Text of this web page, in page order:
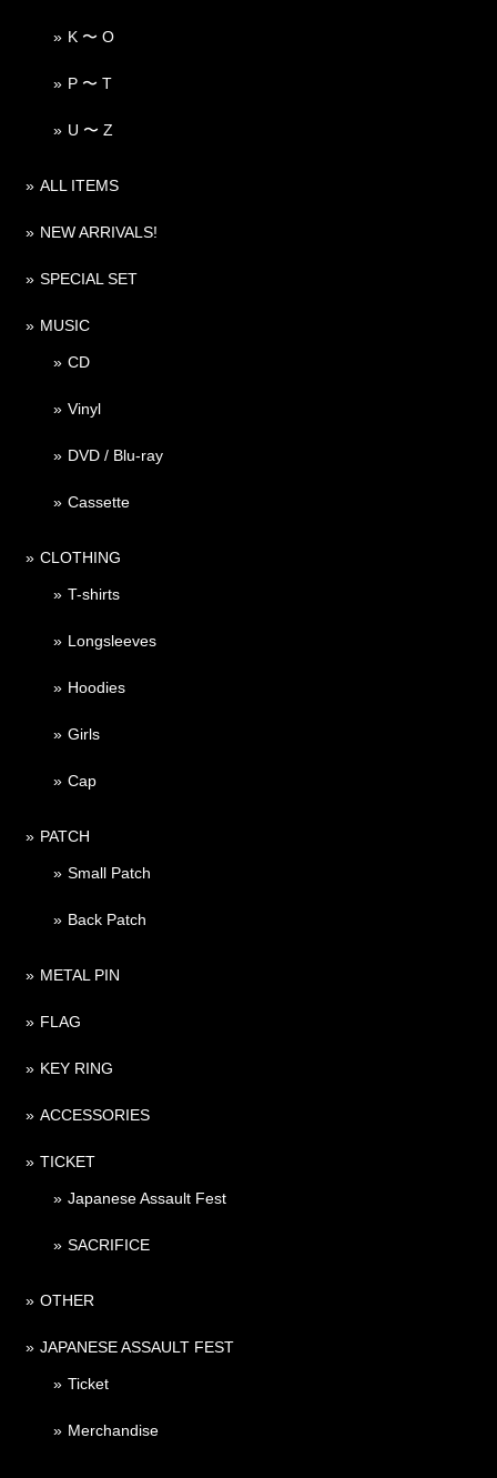
K 〜 O
P 〜 T
U 〜 Z
ALL ITEMS
NEW ARRIVALS!
SPECIAL SET
MUSIC
CD
Vinyl
DVD / Blu-ray
Cassette
CLOTHING
T-shirts
Longsleeves
Hoodies
Girls
Cap
PATCH
Small Patch
Back Patch
METAL PIN
FLAG
KEY RING
ACCESSORIES
TICKET
Japanese Assault Fest
SACRIFICE
OTHER
JAPANESE ASSAULT FEST
Ticket
Merchandise